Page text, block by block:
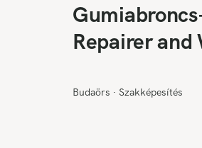
Repairer and
Budaörs ∙ Szakképesítés